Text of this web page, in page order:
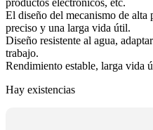
El diseño del mecanismo de
preciso y una larga vida útil.
Diseño resistente al agua,
trabajo.
Rendimiento estable, larga vida
Hay existencias